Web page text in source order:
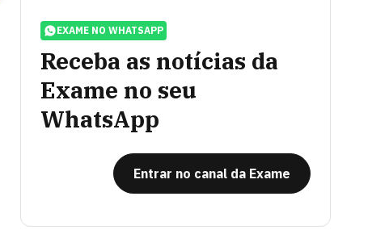
EXAME NO WHATSAPP
Receba as notícias da
Exame no seu
WhatsApp
Entrar no canal da Exame